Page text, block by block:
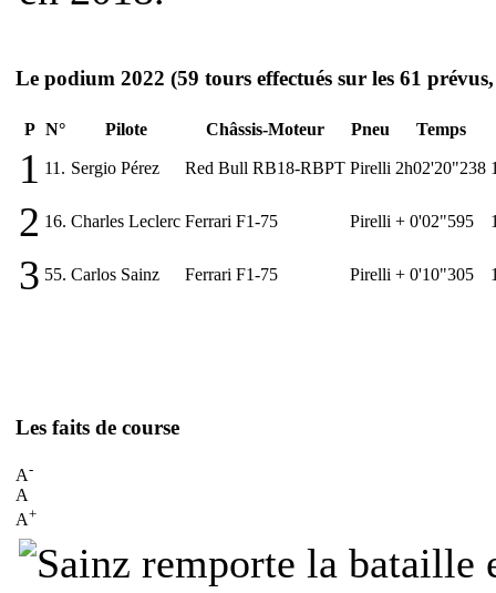
Le podium 2022 (59 tours effectués sur les 61
P N° Pilote Châssis-Moteur Pneu Temps
1 11. Sergio Pérez Red Bull RB18-RBPT Pirelli 2h02'20"238
2 16. Charles Leclerc Ferrari F1-75 Pirelli + 0'02"595
3 55. Carlos Sainz Ferrari F1-75 Pirelli + 0'10"305
Les faits de course
A-
A
A+